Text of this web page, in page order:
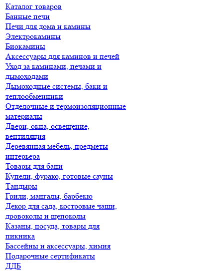
Каталог товаров
Банные печи
Печи для дома и камины
Электрокамины
Биокамины
Аксессуары для каминов и печей
Уход за каминами, печами и
дымоходами
Дымоходные системы, баки и
теплообменники
Отделочные и термоизоляционные
материалы
Двери, окна, освещение,
вентиляция
Деревянная мебель, предметы
интерьера
Товары для бани
Купели, фурако, готовые сауны
Тандыры
Грили, мангалы, барбекю
Декор для сада, костровые чаши,
дровоколы и щепоколы
Казаны, посуда, товары для
пикника
Бассейны и аксессуары, химия
Подарочные сертификаты
ДДБ